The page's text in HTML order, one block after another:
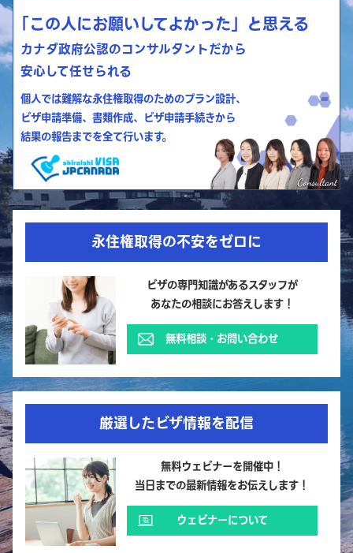
「この人にお願いしてよかった」と思える
カナダ政府公認のコンサルタントだから
安心して任せられる
個人では難解な永住権取得のためのプラン設計、
ビザ申請準備、書類作成、ビザ申請手続きから
結果の報告までを全て行います。
永住権取得の不安をゼロに
ビザの専門知識があるスタッフが
あなたの相談にお答えします！
無料相談・お問い合わせ
厳選したビザ情報を配信
無料ウェビナーを開催中！
当日までの最新情報をお伝えします！
ウェビナーについて